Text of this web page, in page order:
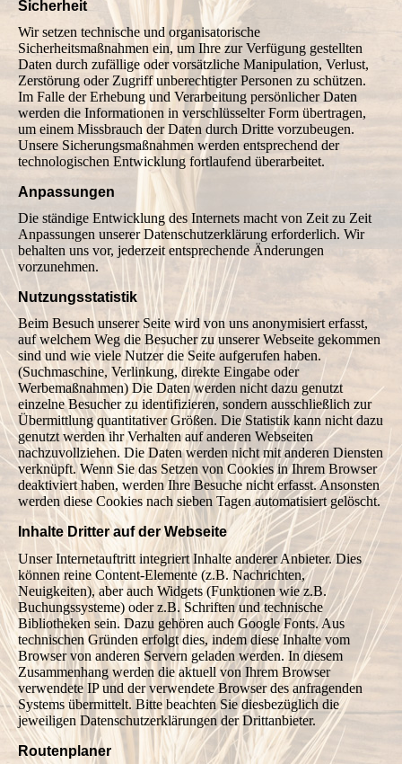
Sicherheit
Wir setzen technische und organisatorische
Sicherheitsmaßnahmen ein, um Ihre zur Verfügung gestellten
Daten durch zufällige oder vorsätzliche Manipulation, Verlust,
Zerstörung oder Zugriff unberechtigter Personen zu schützen.
Im Falle der Erhebung und Verarbeitung persönlicher Daten
werden die Informationen in verschlüsselter Form übertragen,
um einem Missbrauch der Daten durch Dritte vorzubeugen.
Unsere Sicherungsmaßnahmen werden entsprechend der
technologischen Entwicklung fortlaufend überarbeitet.
Anpassungen
Die ständige Entwicklung des Internets macht von Zeit zu Zeit
Anpassungen unserer Datenschutzerklärung erforderlich. Wir
behalten uns vor, jederzeit entsprechende Änderungen
vorzunehmen.
Nutzungsstatistik
Beim Besuch unserer Seite wird von uns anonymisiert erfasst,
auf welchem Weg die Besucher zu unserer Webseite gekommen
sind und wie viele Nutzer die Seite aufgerufen haben.
(Suchmaschine, Verlinkung, direkte Eingabe oder
Werbemaßnahmen) Die Daten werden nicht dazu genutzt
einzelne Besucher zu identifizieren, sondern ausschließlich zur
Übermittlung quantitativer Größen. Die Statistik kann nicht dazu
genutzt werden ihr Verhalten auf anderen Webseiten
nachzuvollziehen. Die Daten werden nicht mit anderen Diensten
verknüpft. Wenn Sie das Setzen von Cookies in Ihrem Browser
deaktiviert haben, werden Ihre Besuche nicht erfasst. Ansonsten
werden diese Cookies nach sieben Tagen automatisiert gelöscht.
Inhalte Dritter auf der Webseite
Unser Internetauftritt integriert Inhalte anderer Anbieter. Dies
können reine Content-Elemente (z.B. Nachrichten,
Neuigkeiten), aber auch Widgets (Funktionen wie z.B.
Buchungssysteme) oder z.B. Schriften und technische
Bibliotheken sein. Dazu gehören auch Google Fonts. Aus
technischen Gründen erfolgt dies, indem diese Inhalte vom
Browser von anderen Servern geladen werden. In diesem
Zusammenhang werden die aktuell von Ihrem Browser
verwendete IP und der verwendete Browser des anfragenden
Systems übermittelt. Bitte beachten Sie diesbezüglich die
jeweiligen Datenschutzerklärungen der Drittanbieter.
Routenplaner